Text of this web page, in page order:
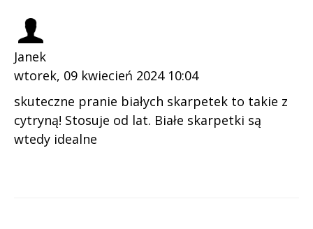
Janek
wtorek, 09 kwiecień 2024 10:04
skuteczne pranie białych skarpetek to takie z
cytryną! Stosuje od lat. Białe skarpetki są
wtedy idealne